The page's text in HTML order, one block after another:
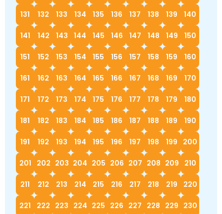
131 132 133 134 135 136 137 138 139 140
141 142 143 144 145 146 147 148 149 150
151 152 153 154 155 156 157 158 159 160
161 162 163 164 165 166 167 168 169 170
171 172 173 174 175 176 177 178 179 180
181 182 183 184 185 186 187 188 189 190
191 192 193 194 195 196 197 198 199 200
201 202 203 204 205 206 207 208 209 210
211 212 213 214 215 216 217 218 219 220
221 222 223 224 225 226 227 228 229 230